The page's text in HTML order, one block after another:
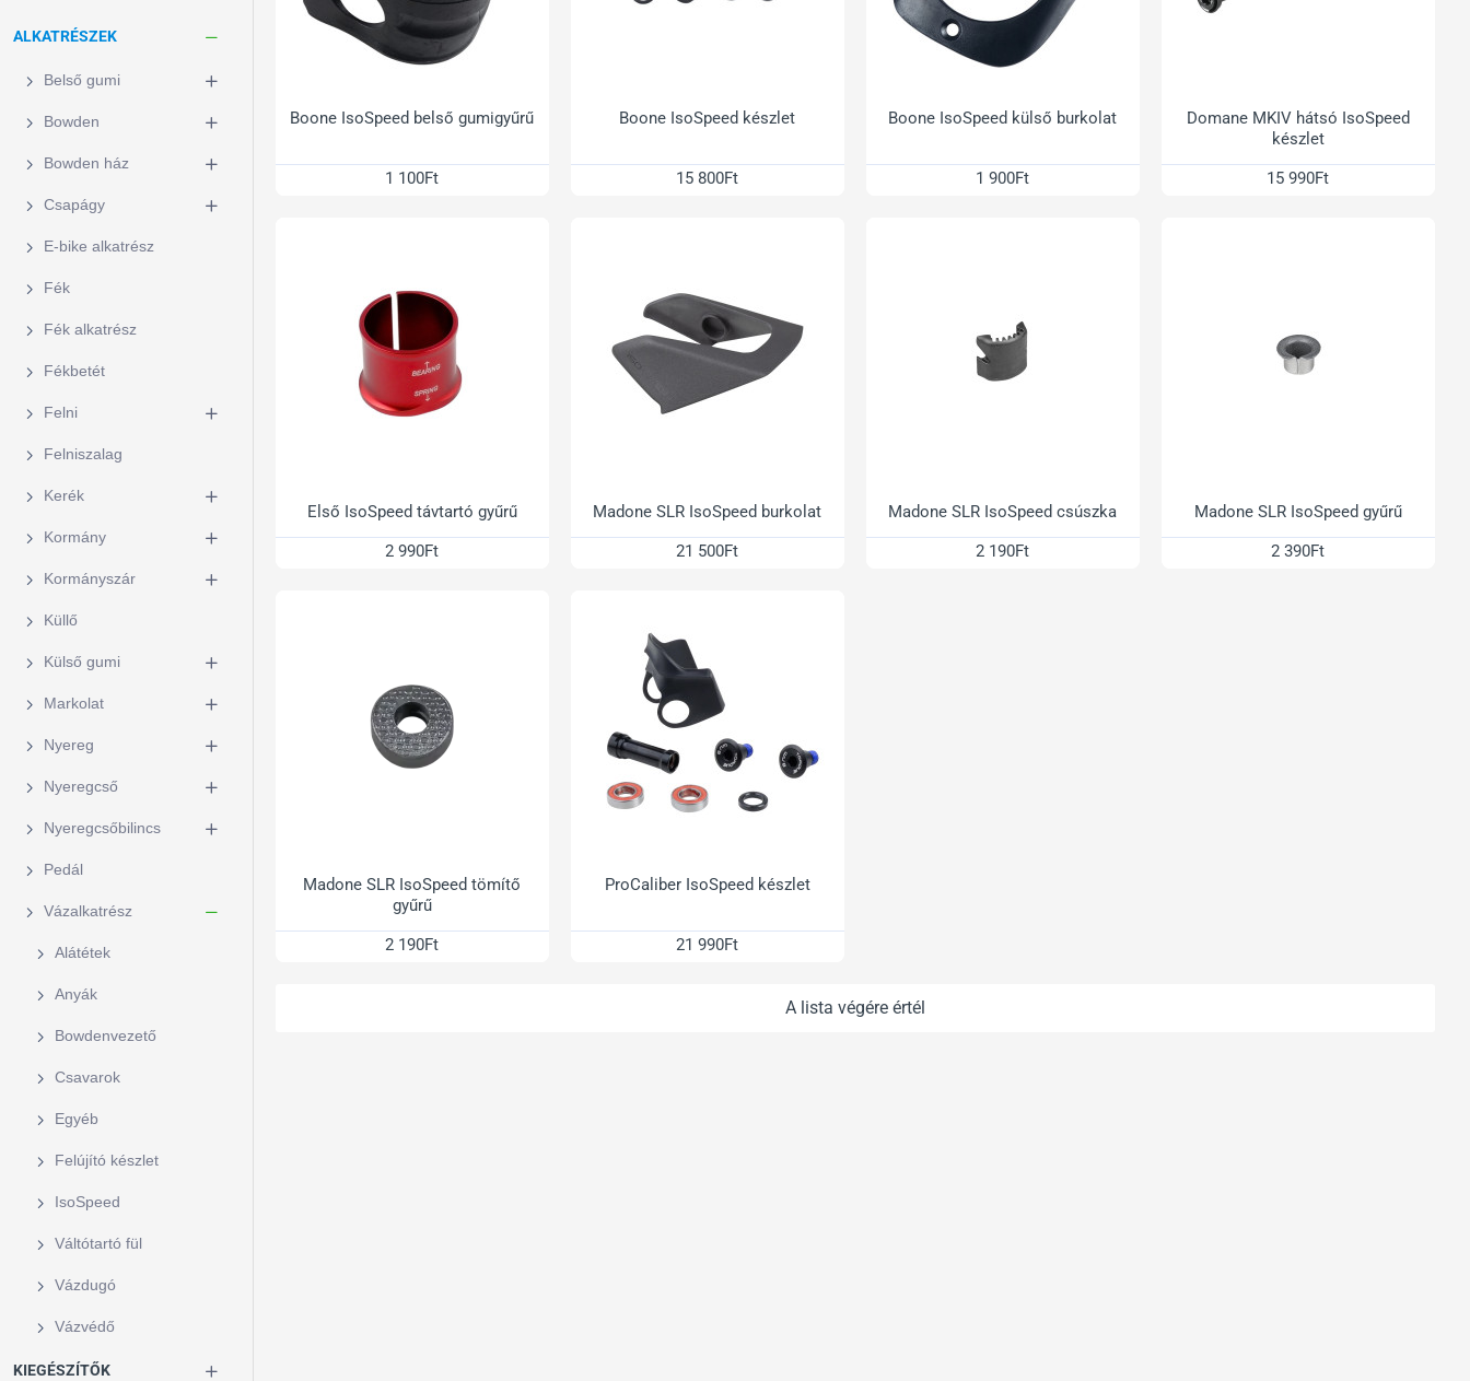
ALKATRÉSZEK
Belső gumi
Bowden
Bowden ház
Csapágy
E-bike alkatrész
Fék
Fék alkatrész
Fékbetét
Felni
Felniszalag
Kerék
Kormány
Kormányszár
Küllő
Külső gumi
Markolat
Nyereg
Nyeregcső
Nyeregcsőbilincs
Pedál
Vázalkatrész
Alátétek
Anyák
Bowdenvezető
Csavarok
Egyéb
Felújító készlet
IsoSpeed
Váltótartó fül
Vázdugó
Vázvédő
KIEGÉSZÍTŐK
Boone IsoSpeed belső gumigyűrű
1 100Ft
Boone IsoSpeed készlet
15 800Ft
Boone IsoSpeed külső burkolat
1 900Ft
Domane MKIV hátsó IsoSpeed
készlet
15 990Ft
Első IsoSpeed távtartó gyűrű
2 990Ft
Madone SLR IsoSpeed burkolat
21 500Ft
Madone SLR IsoSpeed csúszka
2 190Ft
Madone SLR IsoSpeed gyűrű
2 390Ft
Madone SLR IsoSpeed tömítő
gyűrű
2 190Ft
ProCaliber IsoSpeed készlet
21 990Ft
A lista végére értél